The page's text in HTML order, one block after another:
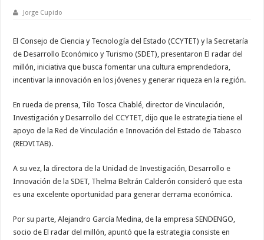
Jorge Cupido
El Consejo de Ciencia y Tecnología del Estado (CCYTET) y la Secretaría
de Desarrollo Económico y Turismo (SDET), presentaron El radar del
millón, iniciativa que busca fomentar una cultura emprendedora,
incentivar la innovación en los jóvenes y generar riqueza en la región.
En rueda de prensa, Tilo Tosca Chablé, director de Vinculación,
Investigación y Desarrollo del CCYTET, dijo que le estrategia tiene el
apoyo de la Red de Vinculación e Innovación del Estado de Tabasco
(REDVITAB).
A su vez, la directora de la Unidad de Investigación, Desarrollo e
Innovación de la SDET, Thelma Beltrán Calderón consideró que esta
es una excelente oportunidad para generar derrama económica.
Por su parte, Alejandro García Medina, de la empresa SENDENGO,
socio de El radar del millón, apuntó que la estrategia consiste en